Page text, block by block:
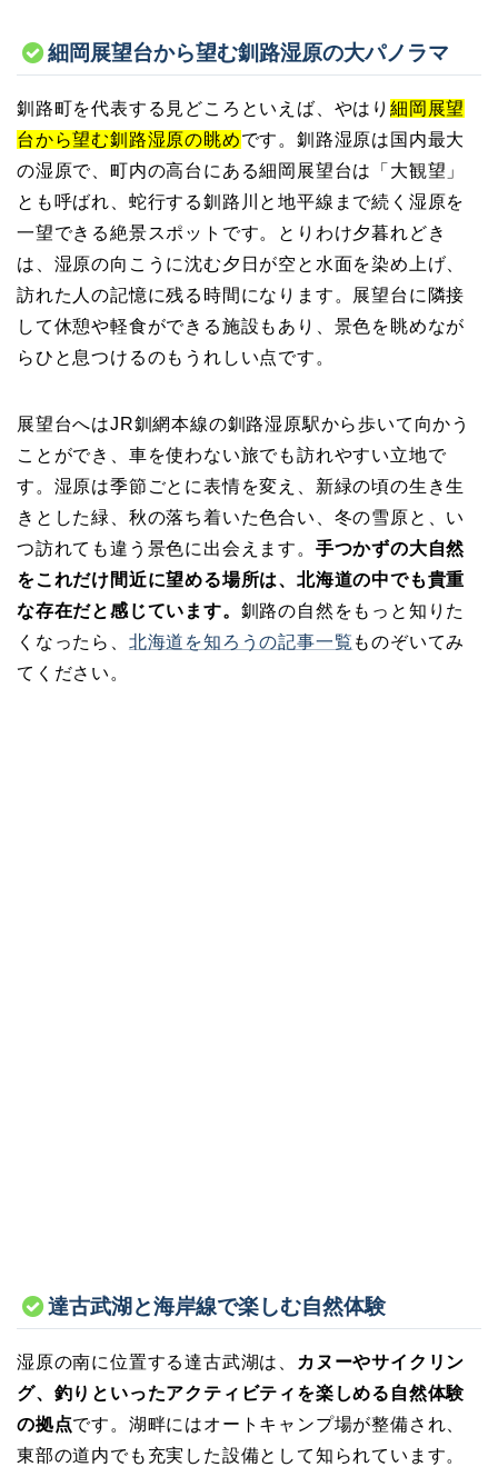
細岡展望台から望む釧路湿原の大パノラマ
釧路町を代表する見どころといえば、やはり 細岡展望
台から望む釧路湿原の眺めです。釧路湿原は国内最大
の湿原で、町内の高台にある細岡展望台は「大観望」
とも呼ばれ、蛇行する釧路川と地平線まで続く湿原を
一望できる絶景スポットです。とりわけ夕暮れどき
は、湿原の向こうに沈む夕日が空と水面を染め上げ、
訪れた人の記憶に残る時間になります。展望台に隣接
して休憩や軽食ができる施設もあり、景色を眺めなが
らひと息つけるのもうれしい点です。
展望台へはJR釧網本線の釧路湿原駅から歩いて向かう
ことができ、車を使わない旅でも訪れやすい立地で
す。湿原は季節ごとに表情を変え、新緑の頃の生き生
きとした緑、秋の落ち着いた色合い、冬の雪原と、い
つ訪れても違う景色に出会えます。 手つかずの大自然
をこれだけ間近に望める場所は、北海道の中でも貴重
な存在だと感じています。 釧路の自然をもっと知りた
くなったら、 北海道を知ろうの記事一覧 ものぞいてみ
てください。
達古武湖と海岸線で楽しむ自然体験
湿原の南に位置する達古武湖は、
カヌーやサイクリン
グ、釣りといったアクティビティを楽しめる自然体験
の拠点です。湖畔にはオートキャンプ場が整備され、
東部の道内でも充実した設備として知られています。